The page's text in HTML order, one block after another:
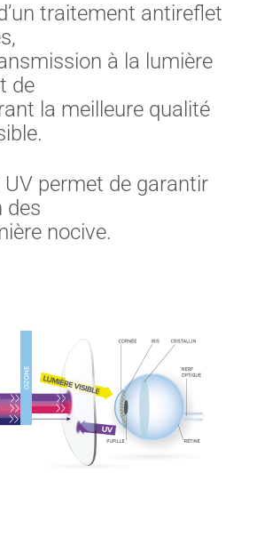
traitement antireflet
à la lumière
de
la meilleure qualité
permet de garantir
des
nocive.